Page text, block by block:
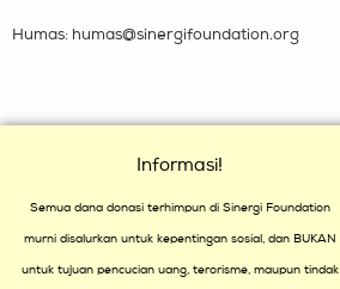
Humas: humas@sinergifoundation.org
Informasi!
Semua dana donasi terhimpun di Sinergi Foundation
murni disalurkan untuk kepentingan sosial, dan BUKAN
untuk tujuan pencucian uang, terorisme, maupun tindak